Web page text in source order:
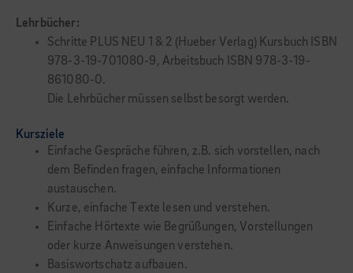
Lehrbücher:
Schritte PLUS NEU 1 & 2 (Hueber Verlag) Kursbuch ISBN
978-3-19-701080-9, Arbeitsbuch ISBN 978-3-19-
861080-0.
Die Lehrbücher müssen selbst besorgt werden.
Kursziele
Einfache Gespräche führen, z.B. sich vorstellen, nach
dem Befinden fragen, einfache Informationen
austauschen.
Kurze, einfache Texte lesen und verstehen.
Einfache Hörtexte wie Begrüßungen, Vorstellungen
oder kurze Anweisungen verstehen.
Basiswortschatz aufbauen.